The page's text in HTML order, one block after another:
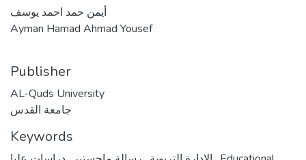
أيمن حمد احمد يوسف
Ayman Hamad Ahmad Yousef
Publisher
AL-Quds University
جامعة القدس
Keywords